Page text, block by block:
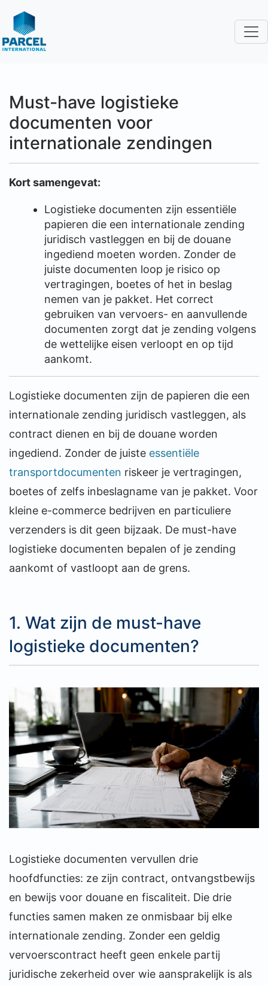
Must-have logistieke
documenten voor
internationale zendingen
Kort samengevat:
Logistieke documenten zijn essentiële
papieren die een internationale zending
juridisch vastleggen en bij de douane
ingediend moeten worden. Zonder de
juiste documenten loop je risico op
vertragingen, boetes of het in beslag
nemen van je pakket. Het correct
gebruiken van vervoers- en aanvullende
documenten zorgt dat je zending volgens
de wettelijke eisen verloopt en op tijd
aankomt.
Logistieke documenten zijn de papieren die een
internationale zending juridisch vastleggen, als
contract dienen en bij de douane worden
ingediend. Zonder de juiste essentiële
transportdocumenten riskeer je vertragingen,
boetes of zelfs inbeslagname van je pakket. Voor
kleine e-commerce bedrijven en particuliere
verzenders is dit geen bijzaak. De must-have
logistieke documenten bepalen of je zending
aankomt of vastloopt aan de grens.
1. Wat zijn de must-have
logistieke documenten?
Logistieke documenten vervullen drie
hoofdfuncties: ze zijn contract, ontvangstbewijs
en bewijs voor douane en fiscaliteit. Die drie
functies samen maken ze onmisbaar bij elke
internationale zending. Zonder een geldig
vervoerscontract heeft geen enkele partij
juridische zekerheid over wie aansprakelijk is als